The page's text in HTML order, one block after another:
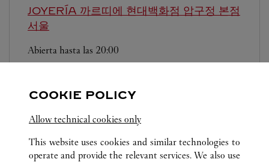
JOYERÍA 까르띠에 현대백화점 압구정 본점
서울
Abierta hasta las 20:00
COOKIE POLICY
Allow technical cookies only
This website uses cookies and similar technologies to
operate and provide the relevant services. We also use